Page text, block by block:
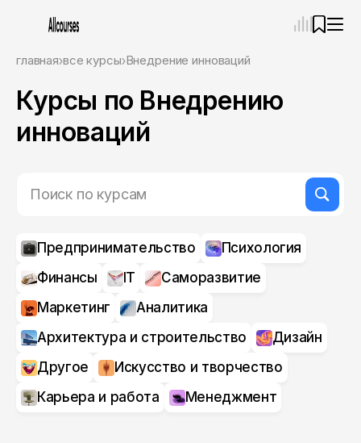
главная все курсы Внедрение инноваций
Курсы по Внедрению
инноваций
Предпринимательство
Психология
Финансы
IT
Саморазвитие
Маркетинг
Аналитика
Архитектура и строительство
Дизайн
Другое
Искусство и творчество
Карьера и работа
Менеджмент
Ассистент 06.08.26, 14:15
Привет! Я Ваш карьерный навигатор. Подберу
курсы, которые соответствует именно вашим
целям.
Приступим?